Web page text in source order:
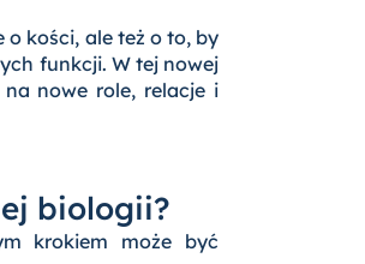
kości, ale też o to, by
funkcji. W tej nowej
nowe role, relacje i
biologii?
krokiem może być